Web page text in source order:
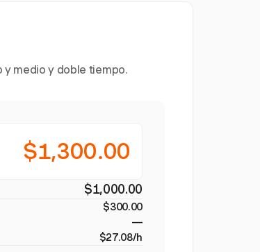
y medio y doble tiempo.
$1,300.00
$1,000.00
$300.00
—
$27.08/h